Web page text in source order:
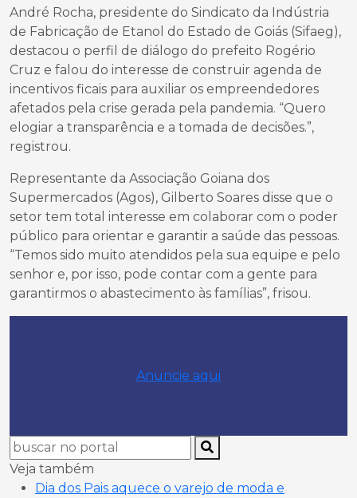
André Rocha, presidente do Sindicato da Indústria
de Fabricação de Etanol do Estado de Goiás (Sifaeg),
destacou o perfil de diálogo do prefeito Rogério
Cruz e falou do interesse de construir agenda de
incentivos ficais para auxiliar os empreendedores
afetados pela crise gerada pela pandemia. “Quero
elogiar a transparência e a tomada de decisões.”,
registrou.
Representante da Associação Goiana dos
Supermercados (Agos), Gilberto Soares disse que o
setor tem total interesse em colaborar com o poder
público para orientar e garantir a saúde das pessoas.
“Temos sido muito atendidos pela sua equipe e pelo
senhor e, por isso, pode contar com a gente para
garantirmos o abastecimento às famílias”, frisou.
Anuncie aqui
Veja também
Dia dos Pais aquece o varejo de moda e